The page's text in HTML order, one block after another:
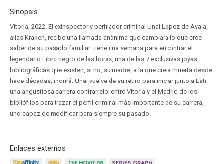
Sinopsis
Vitoria, 2022. El exinspector y perfilador criminal Unai López de Ayala,
alias Kraken, recibe una llamada anónima que cambiará lo que cree
saber de su pasado familiar: tiene una semana para encontrar el
legendario Libro negro de las horas, una de las 7 exclusivas joyas
bibliográficas que existen, si no, su madre, a la que creía muerta desde
hace décadas, morirá. Unai vuelve de su retiro para iniciar junto a Esti
una angustiosa carrera contrarreloj entre Vitoria y el Madrid de los
bibliófilos para trazar el perfil criminal más importante de su carrera,
uno capaz de modificar para siempre su pasado.
Enlaces externos